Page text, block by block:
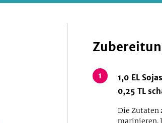
1 1,0 EL
0,25 TL
Die Zutaten
marinieren.